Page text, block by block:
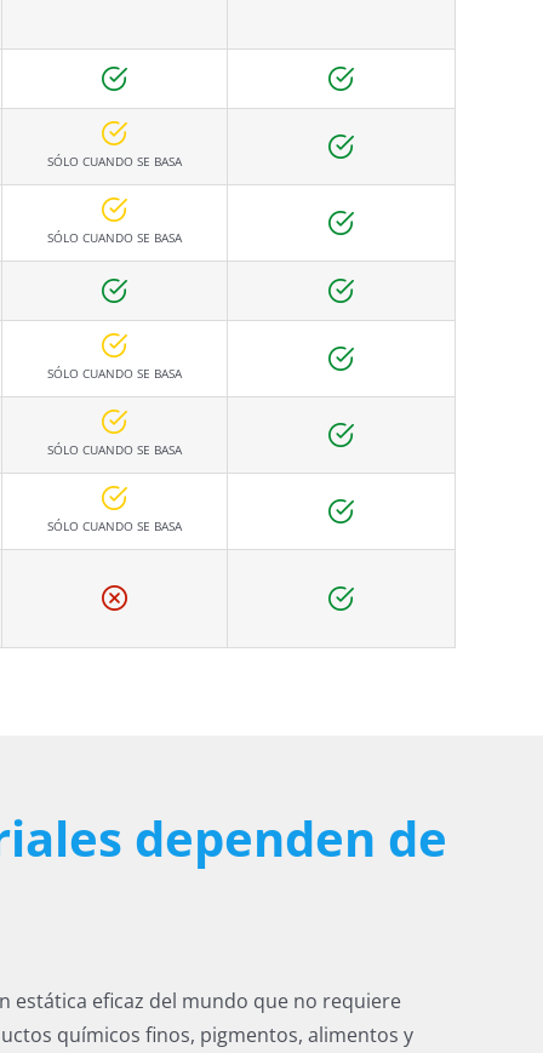
SÓLO CUANDO SE BASA
SÓLO CUANDO SE BASA
SÓLO CUANDO SE BASA
SÓLO CUANDO SE BASA
SÓLO CUANDO SE BASA
dependen de
estática eficaz del mundo que no requiere
químicos finos, pigmentos, alimentos y